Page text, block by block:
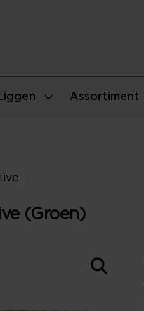
Assortiment
(Groen)